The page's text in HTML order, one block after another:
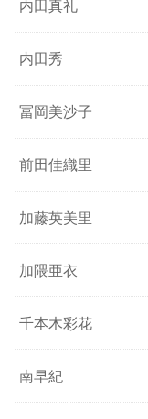
内田真礼
内田秀
冨岡美沙子
前田佳織里
加藤英美里
加隈亜衣
千本木彩花
南早紀